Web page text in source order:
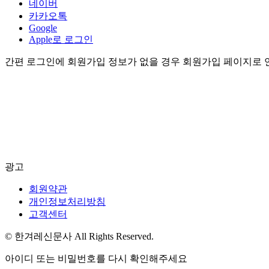
네이버
카카오톡
Google
Apple로 로그인
간편 로그인에 회원가입 정보가 없을 경우 회원가입 페이지로
광고
회원약관
개인정보처리방침
고객센터
© 한겨레신문사 All Rights Reserved.
아이디 또는 비밀번호를 다시 확인해주세요